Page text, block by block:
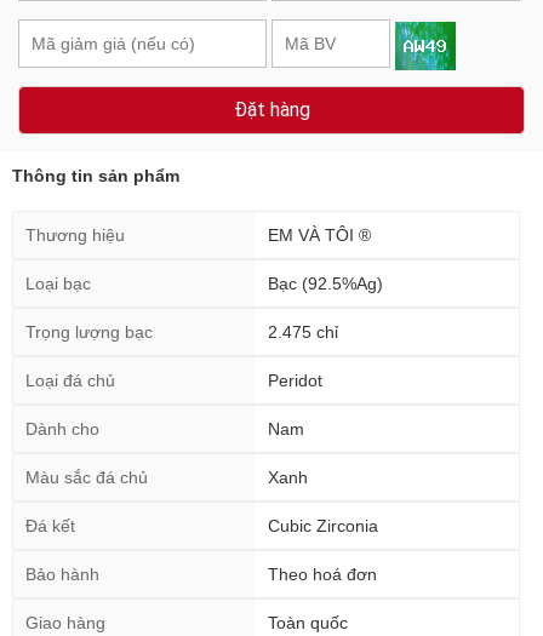
Đặt hàng
Thông tin sản phẩm
Thương hiệu EM VÀ TÔI ®
Loại bạc Bạc (92.5%Ag)
Trọng lượng bạc 2.475 chỉ
Loại đá chủ Peridot
Dành cho Nam
Màu sắc đá chủ Xanh
Đá kết Cubic Zirconia
Bảo hành Theo hoá đơn
Giao hàng Toàn quốc